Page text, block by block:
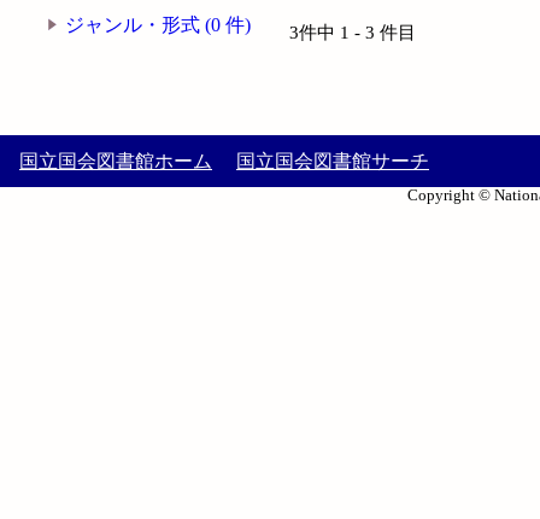
ジャンル・形式 (0 件)
3件中 1 - 3 件目
国立国会図書館ホーム 国立国会図書館サーチ
Copyright ©